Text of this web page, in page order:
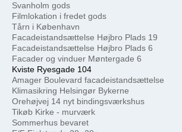
Svanholm gods
Filmlokation i fredet gods
Tårn i København
Facadeistandsættelse Højbro Plads 19
Facadeistandsættelse Højbro Plads 6
Facader og vinduer Møntergade 6
Kviste Ryesgade 104
Amager Boulevard facadeistandsættelse
Klimasikring Helsingør Bykerne
Orehøjvej 14 nyt bindingsværkshus
Tikøb Kirke - murværk
Sommerhus bevaret